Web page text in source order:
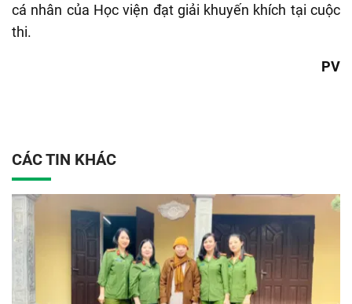
cá nhân của Học viện đạt giải khuyến khích tại cuộc
thi.
PV
CÁC TIN KHÁC